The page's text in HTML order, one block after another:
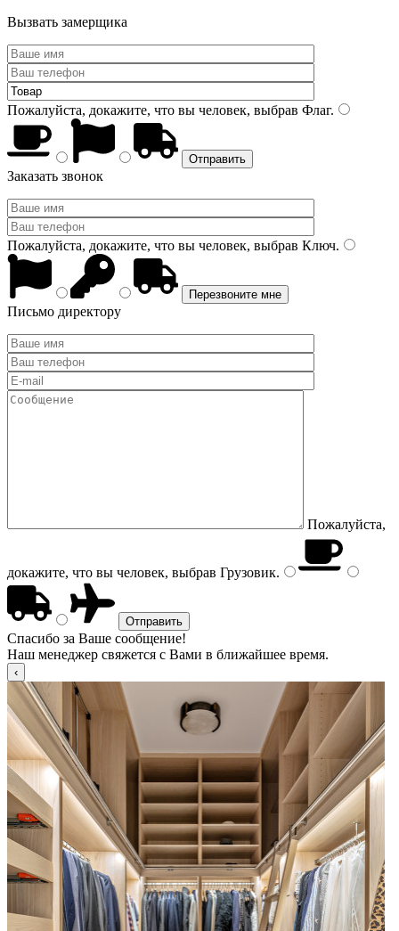
Вызвать замерщика
Пожалуйста, докажите, что вы человек, выбрав Флаг.
Заказать звонок
Пожалуйста, докажите, что вы человек, выбрав Ключ.
Письмо директору
Пожалуйста,
докажите, что вы человек, выбрав Грузовик.
Спасибо за Ваше сообщение!
Наш менеджер свяжется с Вами в ближайшее время.